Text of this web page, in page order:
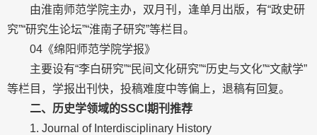
由淮南师范学院主办，双月刊，逢单月出版，有“政史研
究”“研究生论坛”“淮南子研究”等栏目。
04《绵阳师范学院学报》
主要设有“李白研究”“民间文化研究”“历史与文化”“文献学”
等栏目，学报出刊快，投稿难度中等偏上，退稿有回复。
二、历史学领域的SSCI期刊推荐
1. Journal of Interdisciplinary History